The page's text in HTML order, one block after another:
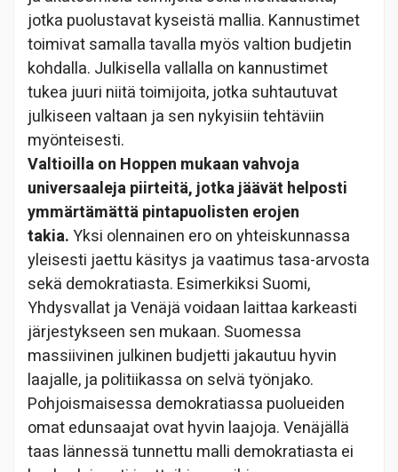
jotka puolustavat kyseistä mallia. Kannustimet
toimivat samalla tavalla myös valtion budjetin
kohdalla. Julkisella vallalla on kannustimet
tukea juuri niitä toimijoita, jotka suhtautuvat
julkiseen valtaan ja sen nykyisiin tehtäviin
myönteisesti.
Valtioilla on Hoppen mukaan vahvoja
universaaleja piirteitä, jotka jäävät helposti
ymmärtämättä pintapuolisten erojen
takia.Yksi olennainen ero on yhteiskunnassa
yleisesti jaettu käsitys ja vaatimus tasa-arvosta
sekä demokratiasta. Esimerkiksi Suomi,
Yhdysvallat ja Venäjä voidaan laittaa karkeasti
järjestykseen sen mukaan. Suomessa
massiivinen julkinen budjetti jakautuu hyvin
laajalle, ja politiikassa on selvä työnjako.
Pohjoismaisessa demokratiassa puolueiden
omat edunsaajat ovat hyvin laajoja. Venäjällä
taas lännessä tunnettu malli demokratiasta ei